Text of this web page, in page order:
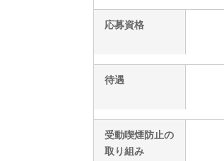
応募資格
待遇
受動喫煙防止の
取り組み